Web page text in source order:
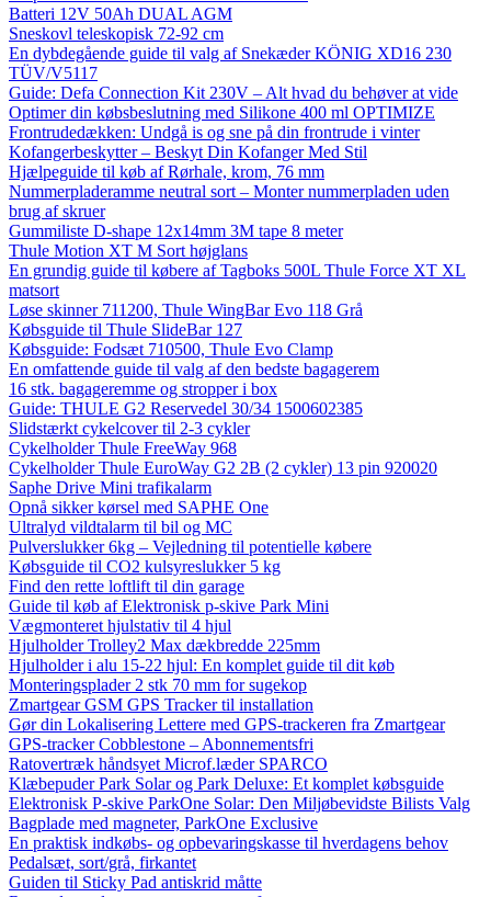
Batteri 12V 50Ah DUAL AGM
Sneskovl teleskopisk 72-92 cm
En dybdegående guide til valg af Snekæder KÖNIG XD16 230
TÜV/V5117
Guide: Defa Connection Kit 230V – Alt hvad du behøver at vide
Optimer din købsbeslutning med Silikone 400 ml OPTIMIZE
Frontrudedækken: Undgå is og sne på din frontrude i vinter
Kofangerbeskytter – Beskyt Din Kofanger Med Stil
Hjælpeguide til køb af Rørhale, krom, 76 mm
Nummerpladeramme neutral sort – Monter nummerpladen uden
brug af skruer
Gummiliste D-shape 12x14mm 3M tape 8 meter
Thule Motion XT M Sort højglans
En grundig guide til købere af Tagboks 500L Thule Force XT XL
matsort
Løse skinner 711200, Thule WingBar Evo 118 Grå
Købsguide til Thule SlideBar 127
Købsguide: Fodsæt 710500, Thule Evo Clamp
En omfattende guide til valg af den bedste bagagerem
16 stk. bagageremme og stropper i box
Guide: THULE G2 Reservedel 30/34 1500602385
Slidstærkt cykelcover til 2-3 cykler
Cykelholder Thule FreeWay 968
Cykelholder Thule EuroWay G2 2B (2 cykler) 13 pin 920020
Saphe Drive Mini trafikalarm
Opnå sikker kørsel med SAPHE One
Ultralyd vildtalarm til bil og MC
Pulverslukker 6kg – Vejledning til potentielle købere
Købsguide til CO2 kulsyreslukker 5 kg
Find den rette loftlift til din garage
Guide til køb af Elektronisk p-skive Park Mini
Vægmonteret hjulstativ til 4 hjul
Hjulholder Trolley2 Max dækbredde 225mm
Hjulholder i alu 15-22 hjul: En komplet guide til dit køb
Monteringsplader 2 stk 70 mm for sugekop
Zmartgear GSM GPS Tracker til installation
Gør din Lokalisering Lettere med GPS-trackeren fra Zmartgear
GPS-tracker Cobblestone – Abonnementsfri
Ratovertræk håndsyet Microf.læder SPARCO
Klæbepuder Park Solar og Park Deluxe: Et komplet købsguide
Elektronisk P-skive ParkOne Solar: Den Miljøbevidste Bilists Valg
Bagplade med magneter, ParkOne Exclusive
En praktisk indkøbs- og opbevaringskasse til hverdagens behov
Pedalsæt, sort/grå, firkantet
Guiden til Sticky Pad antiskrid måtte